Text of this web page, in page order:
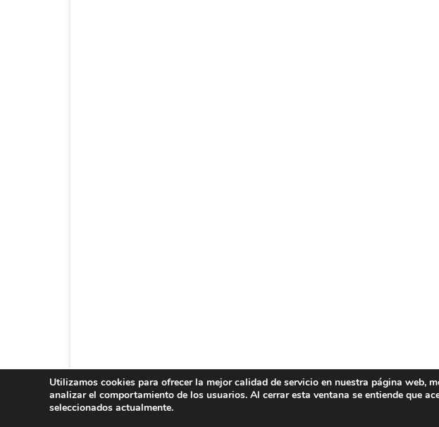
LITI 2025
Laboratorio de
Utilizamos cookies para ofrecer la mejor calidad de servicio en nuestra página web,
analizar el comportamiento de los usuarios. Al cerrar esta ventana se entiende que
seleccionados actualmente.